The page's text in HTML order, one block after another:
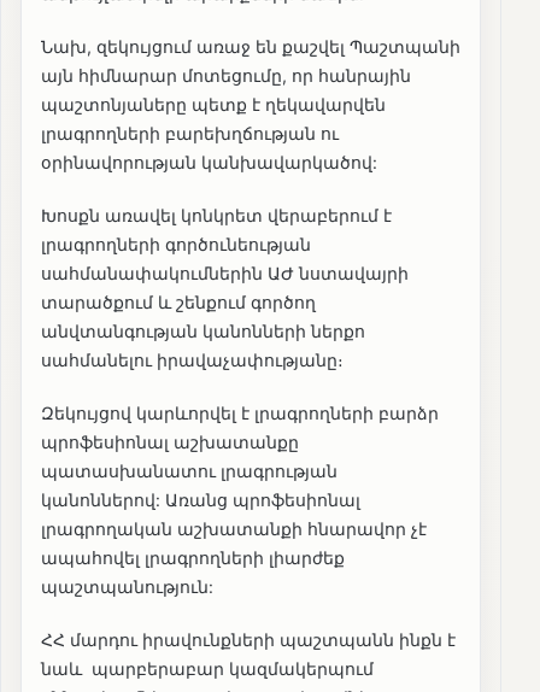
Նախ, զեկույցում առաջ են քաշվել Պաշտպանի
այն հիմնարար մոտեցումը, որ հանրային
պաշտոնյաները պետք է ղեկավարվեն
լրագրողների բարեխղճության ու
օրինավորության կանխավարկածով:
Խոսքն առավել կոնկրետ վերաբերում է
լրագրողների գործունեության
սահմանափակումներին ԱԺ նստավայրի
տարածքում և շենքում գործող
անվտանգության կանոնների ներքո
սահմանելու իրավաչափությանը։
Զեկույցով կարևորվել է լրագրողների բարձր
պրոֆեսիոնալ աշխատանքը
պատասխանատու լրագրության
կանոններով: Առանց պրոֆեսիոնալ
լրագրողական աշխատանքի հնարավոր չէ
ապահովել լրագրողների լիարժեք
պաշտպանություն:
ՀՀ մարդու իրավունքների պաշտպանն ինքն է
նաև պարբերաբար կազմակերպում